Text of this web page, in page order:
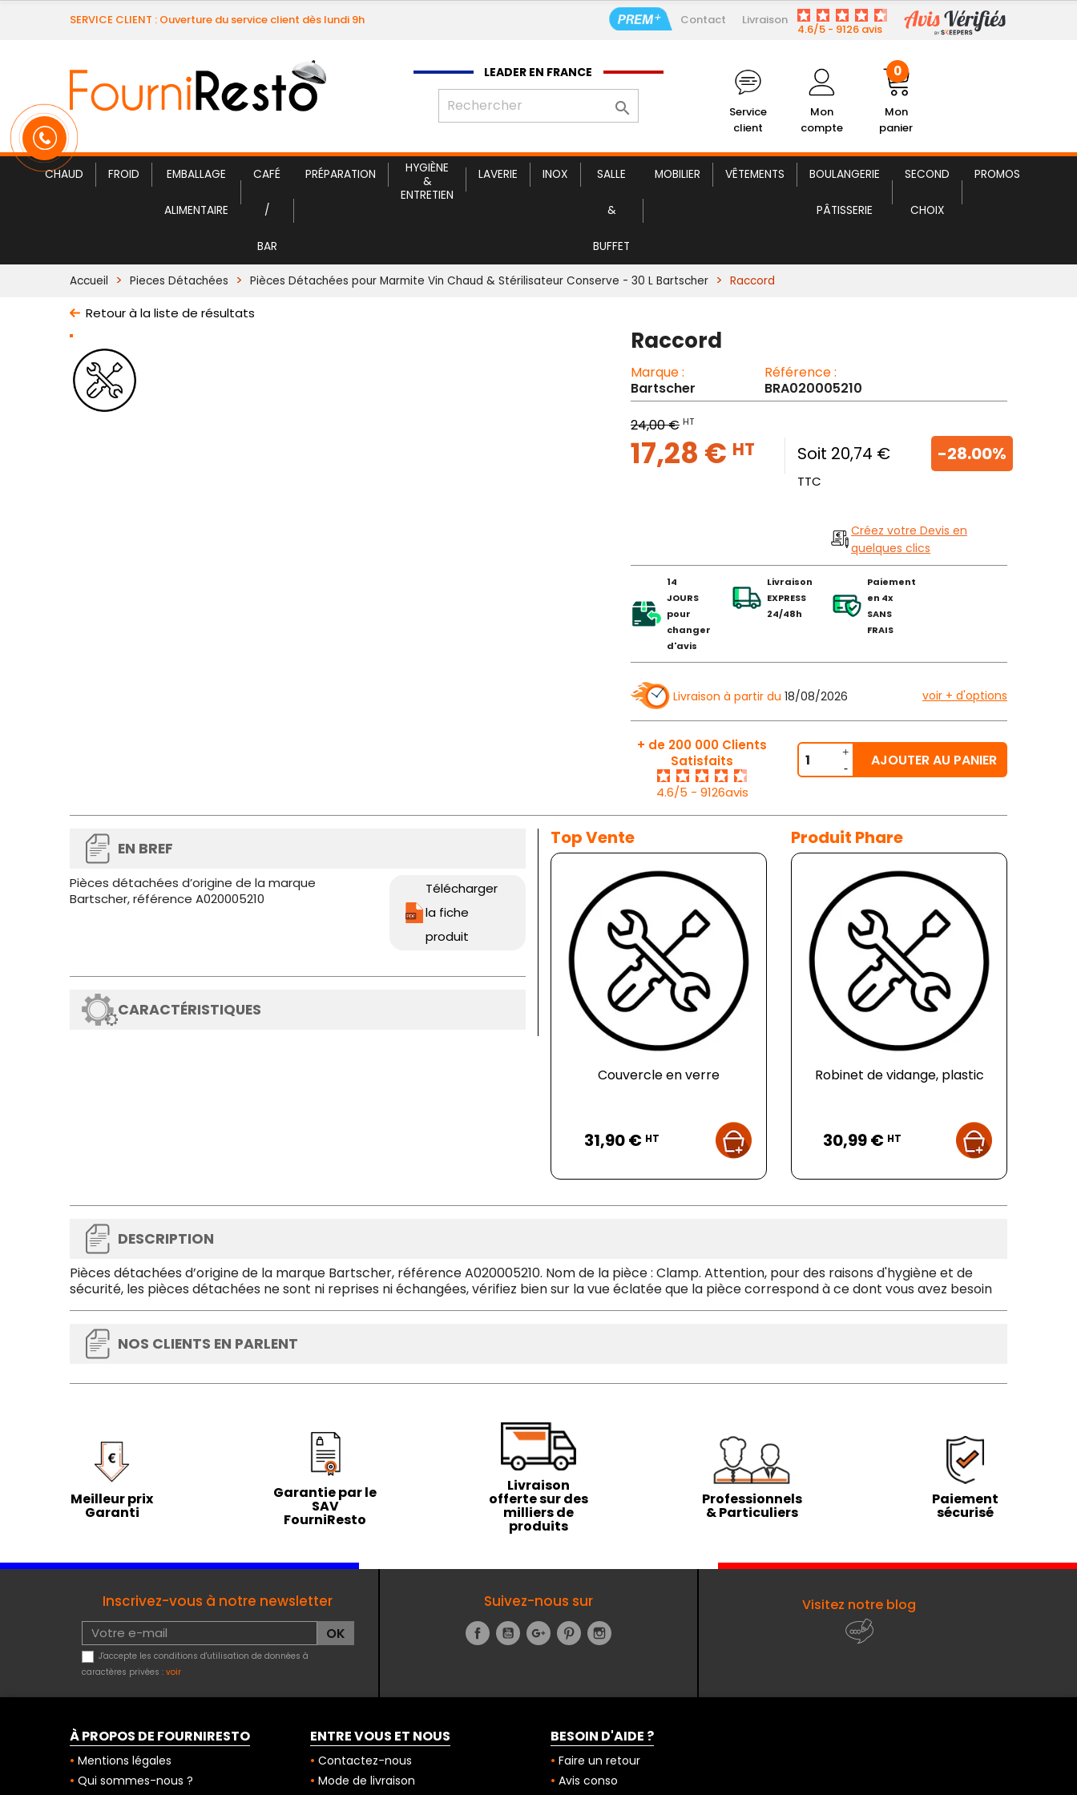
SERVICE CLIENT : Ouverture du service client dès lundi 9h Contact Livraison
4.6/5 - 9126 avis
LEADER EN FRANCE

Service
client
Mon
compte
Mon
panier
0
CHAUD FROID EMBALLAGE
ALIMENTAIRE
CAFÉ
/
BAR
PRÉPARATION
HYGIÈNE
&
ENTRETIEN
LAVERIE INOX SALLE
&
BUFFET
MOBILIER VÊTEMENTS BOULANGERIE
PÂTISSERIE
SECOND
CHOIX
PROMOS
Raccord 17,28 € HT
Accueil Pieces Détachées Pièces Détachées pour Marmite Vin Chaud & Stérilisateur Conserve - 30 L Bartscher Raccord
Retour à la liste de résultats
Raccord
Marque :
Bartscher
Référence :
BRA020005210
24,00 € HT
17,28 € HT Soit 20,74 €
TTC
-28.00%
Créez votre Devis en
quelques clics
14
JOURS
pour
changer
d'avis
Livraison
EXPRESS
24/48h
Paiement
en 4x
SANS
FRAIS
Livraison à partir du 18/08/2026 voir + d'options
+ de 200 000 Clients
Satisfaits
4.6/5 - 9126avis
AJOUTER AU PANIER
EN BREF
Pièces détachées d’origine de la marque
Bartscher, référence A020005210
Télécharger
la fiche
produit
CARACTÉRISTIQUES
Top Vente
Couvercle en verre
31,90 € HT
Produit Phare
Robinet de vidange, plastic
30,99 € HT
DESCRIPTION
Pièces détachées d’origine de la marque Bartscher, référence A020005210. Nom de la pièce : Clamp. Attention, pour des raisons d'hygiène et de
sécurité, les pièces détachées ne sont ni reprises ni échangées, vérifiez bien sur la vue éclatée que la pièce correspond à ce dont vous avez besoin
NOS CLIENTS EN PARLENT
Meilleur prix
Garanti
Garantie par le
SAV
FourniResto
Livraison
offerte sur des
milliers de
produits
Professionnels
& Particuliers
Paiement
sécurisé
Inscrivez-vous à notre newsletter
J'accepte les conditions d'utilisation de données à
caractères privées : voir
Suivez-nous sur
Facebook
YouTubeGoogle+PinterestInstagram
Visitez notre blog
À PROPOS DE FOURNIRESTO
Mentions légales
Qui sommes-nous ?
ENTRE VOUS ET NOUS
Contactez-nous
Mode de livraison
BESOIN D'AIDE ?
Faire un retour
Avis conso